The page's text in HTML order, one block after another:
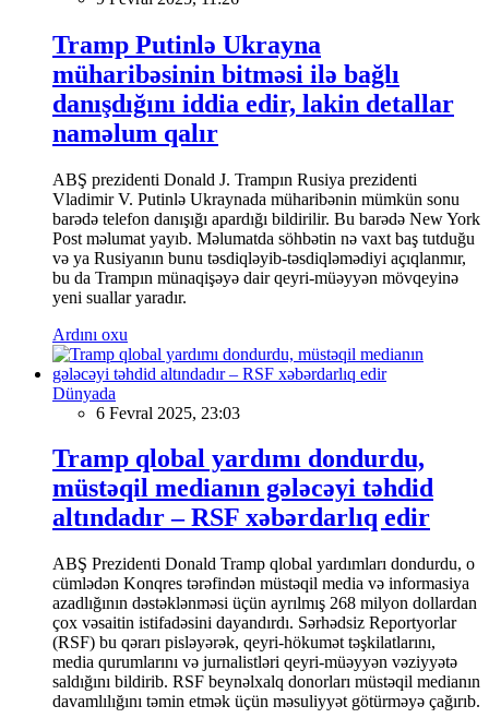
Tramp Putinlə Ukrayna
müharibəsinin bitməsi ilə bağlı
danışdığını iddia edir, lakin detallar
naməlum qalır
ABŞ prezidenti Donald J. Trampın Rusiya prezidenti
Vladimir V. Putinlə Ukraynada müharibənin mümkün sonu
barədə telefon danışığı apardığı bildirilir. Bu barədə New York
Post məlumat yayıb. Məlumatda söhbətin nə vaxt baş tutduğu
və ya Rusiyanın bunu təsdiqləyib-təsdiqləmədiyi açıqlanmır,
bu da Trampın münaqişəyə dair qeyri-müəyyən mövqeyinə
yeni suallar yaradır.
Ardını oxu
Dünyada
6 Fevral 2025, 23:03
Tramp qlobal yardımı dondurdu,
müstəqil medianın gələcəyi təhdid
altındadır – RSF xəbərdarlıq edir
ABŞ Prezidenti Donald Tramp qlobal yardımları dondurdu, o
cümlədən Konqres tərəfindən müstəqil media və informasiya
azadlığının dəstəklənməsi üçün ayrılmış 268 milyon dollardan
çox vəsaitin istifadəsini dayandırdı. Sərhədsiz Reportyorlar
(RSF) bu qərarı pisləyərək, qeyri-hökumət təşkilatlarını,
media qurumlarını və jurnalistləri qeyri-müəyyən vəziyyətə
saldığını bildirib. RSF beynəlxalq donorları müstəqil medianın
davamlılığını təmin etmək üçün məsuliyyət götürməyə çağırıb.